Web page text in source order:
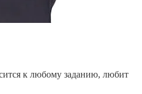
к любому заданию, любит